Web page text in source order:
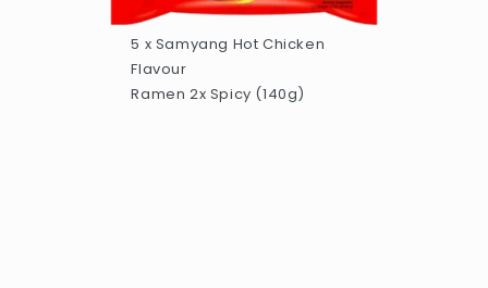
5 x Samyang Hot Chicken
Flavour
Ramen 2x Spicy (140g)